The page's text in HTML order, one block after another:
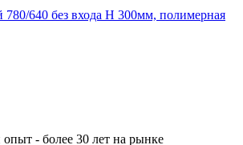
640 без входа Н 300мм, полимерная
- более 30 лет на рынке